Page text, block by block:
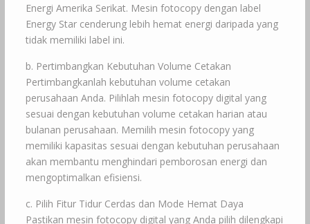
Energi Amerika Serikat. Mesin fotocopy dengan label
Energy Star cenderung lebih hemat energi daripada yang
tidak memiliki label ini.
b. Pertimbangkan Kebutuhan Volume Cetakan
Pertimbangkanlah kebutuhan volume cetakan
perusahaan Anda. Pilihlah mesin fotocopy digital yang
sesuai dengan kebutuhan volume cetakan harian atau
bulanan perusahaan. Memilih mesin fotocopy yang
memiliki kapasitas sesuai dengan kebutuhan perusahaan
akan membantu menghindari pemborosan energi dan
mengoptimalkan efisiensi.
c. Pilih Fitur Tidur Cerdas dan Mode Hemat Daya
Pastikan mesin fotocopy digital yang Anda pilih dilengkapi